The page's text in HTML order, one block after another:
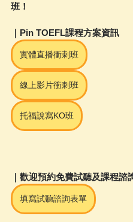
班！
｜Pin TOEFL課程方案資訊
實體直播衝刺班
線上影片衝刺班
托福說寫KO班
｜歡迎預約免費試聽及課程諮
填寫試聽諮詢表單